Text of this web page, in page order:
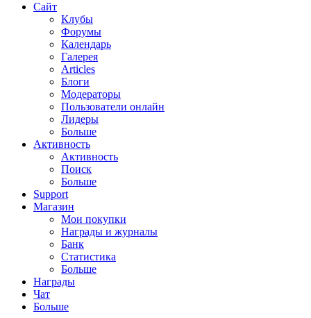
Сайт
Клубы
Форумы
Календарь
Галерея
Articles
Блоги
Модераторы
Пользователи онлайн
Лидеры
Больше
Активность
Активность
Поиск
Больше
Support
Магазин
Мои покупки
Награды и журналы
Банк
Статистика
Больше
Награды
Чат
Больше